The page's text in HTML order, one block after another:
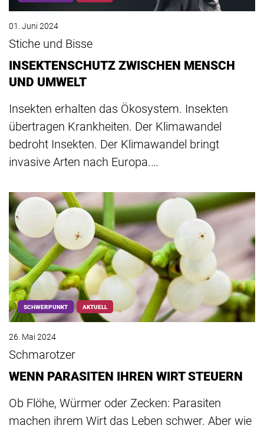
01. Juni 2024
Stiche und Bisse
INSEKTENSCHUTZ ZWISCHEN MENSCH
UND UMWELT
Insekten erhalten das Ökosystem. Insekten
übertragen Krankheiten. Der Klimawandel
bedroht Insekten. Der Klimawandel bringt
invasive Arten nach Europa.…
SCHWERPUNKT AKTUELL
26. Mai 2024
Schmarotzer
WENN PARASITEN IHREN WIRT STEUERN
Ob Flöhe, Würmer oder Zecken: Parasiten
machen ihrem Wirt das Leben schwer. Aber wie